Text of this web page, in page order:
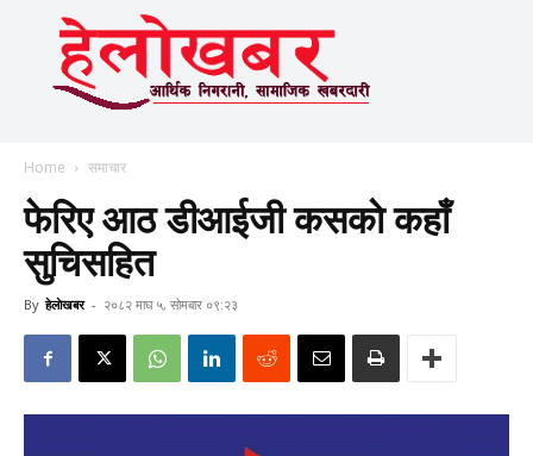
Home समाचार
फेरिए आठ डीआईजी कसकाे कहाँ
सुचिसहित
By हेलाेखबर - २०८२ माघ ५, सोमबार ०९:२३